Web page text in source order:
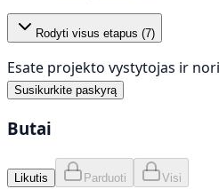
Rodyti visus etapus (7)
Esate projekto vystytojas ir
Susikurkite paskyrą
Butai
Likutis Parduoti Visi